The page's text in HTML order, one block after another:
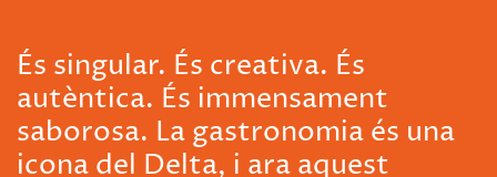
És singular. És creativa. És
autèntica. És immensament
saborosa. La gastronomia és una
icona del Delta, i ara aquest